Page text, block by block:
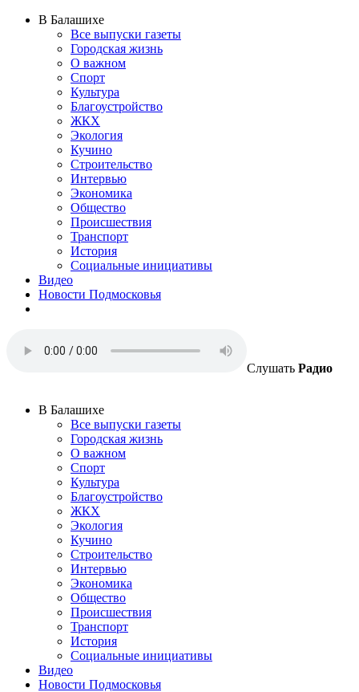
В Балашихе
Все выпуски газеты
Городская жизнь
О важном
Спорт
Культура
Благоустройство
ЖКХ
Экология
Кучино
Строительство
Интервью
Экономика
Общество
Происшествия
Транспорт
История
Социальные инициативы
Видео
Новости Подмосковья
Слушать Радио
В Балашихе
Все выпуски газеты
Городская жизнь
О важном
Спорт
Культура
Благоустройство
ЖКХ
Экология
Кучино
Строительство
Интервью
Экономика
Общество
Происшествия
Транспорт
История
Социальные инициативы
Видео
Новости Подмосковья